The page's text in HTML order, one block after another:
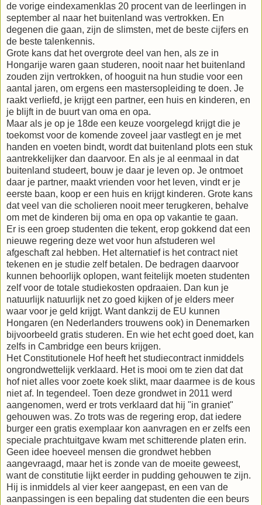
de vorige eindexamenklas 20 procent van de leerlingen in
september al naar het buitenland was vertrokken. En
degenen die gaan, zijn de slimsten, met de beste cijfers en
de beste talenkennis.
Grote kans dat het overgrote deel van hen, als ze in
Hongarije waren gaan studeren, nooit naar het buitenland
zouden zijn vertrokken, of hooguit na hun studie voor een
aantal jaren, om ergens een mastersopleiding te doen. Je
raakt verliefd, je krijgt een partner, een huis en kinderen, en
je blijft in de buurt van oma en opa.
Maar als je op je 18de een keuze voorgelegd krijgt die je
toekomst voor de komende zoveel jaar vastlegt en je met
handen en voeten bindt, wordt dat buitenland plots een stuk
aantrekkelijker dan daarvoor. En als je al eenmaal in dat
buitenland studeert, bouw je daar je leven op. Je ontmoet
daar je partner, maakt vrienden voor het leven, vindt er je
eerste baan, koop er een huis en krijgt kinderen. Grote kans
dat veel van die scholieren nooit meer terugkeren, behalve
om met de kinderen bij oma en opa op vakantie te gaan.
Er is een groep studenten die tekent, erop gokkend dat een
nieuwe regering deze wet voor hun afstuderen wel
afgeschaft zal hebben. Het alternatief is het contract niet
tekenen en je studie zelf betalen. De bedragen daarvoor
kunnen behoorlijk oplopen, want feitelijk moeten studenten
zelf voor de totale studiekosten opdraaien. Dan kun je
natuurlijk natuurlijk net zo goed kijken of je elders meer
waar voor je geld krijgt. Want dankzij de EU kunnen
Hongaren (en Nederlanders trouwens ook) in Denemarken
bijvoorbeeld gratis studeren. En wie het echt goed doet, kan
zelfs in Cambridge een beurs krijgen.
Het Constitutionele Hof heeft het studiecontract inmiddels
ongrondwettelijk verklaard. Het is mooi om te zien dat dat
hof niet alles voor zoete koek slikt, maar daarmee is de kous
niet af. In tegendeel. Toen deze grondwet in 2011 werd
aangenomen, werd er trots verklaard dat hij "in graniet"
gehouwen was. Zo trots was de regering erop, dat iedere
burger een gratis exemplaar kon aanvragen en er zelfs een
speciale prachtuitgave kwam met schitterende platen erin.
Geen idee hoeveel mensen die grondwet hebben
aangevraagd, maar het is zonde van de moeite geweest,
want de constitutie lijkt eerder in pudding gehouwen te zijn.
Hij is inmiddels al vier keer aangepast, en een van de
aanpassingen is een bepaling dat studenten die een beurs